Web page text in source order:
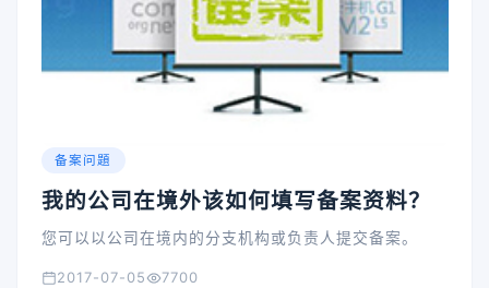
备案问題
我的公司在境外该如何填写备案资料？
您可以以公司在境内的分支机构或负责人提交备案。
2017-07-05 7700